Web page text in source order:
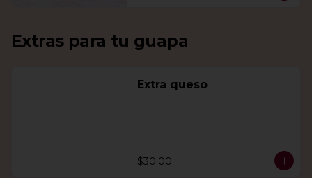
Extras para tu guapa
Extra queso
$30.00